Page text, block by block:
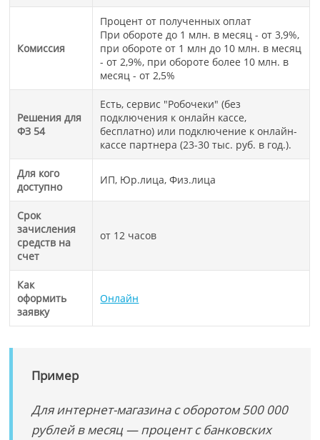
Комиссия
Процент от полученных оплат
При обороте до 1 млн. в месяц - от 3,9%,
при обороте от 1 млн до 10 млн. в месяц
- от 2,9%, при обороте более 10 млн. в
месяц - от 2,5%
Решения для
ФЗ 54
Есть, сервис "Робочеки" (без
подключения к онлайн кассе,
бесплатно) или подключение к онлайн-
кассе партнера (23-30 тыс. руб. в год.).
Для кого
доступно
ИП, Юр.лица, Физ.лица
Срок
зачисления
средств на
счет
от 12 часов
Как
оформить
заявку
Онлайн
Пример
Для интернет-магазина с оборотом 500 000
рублей в месяц — процент с банковских